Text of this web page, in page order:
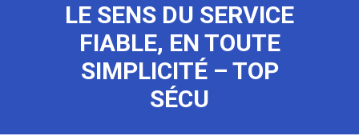
LE SENS DU SERVICE
FIABLE, EN TOUTE
SIMPLICITÉ – TOP
SÉCU